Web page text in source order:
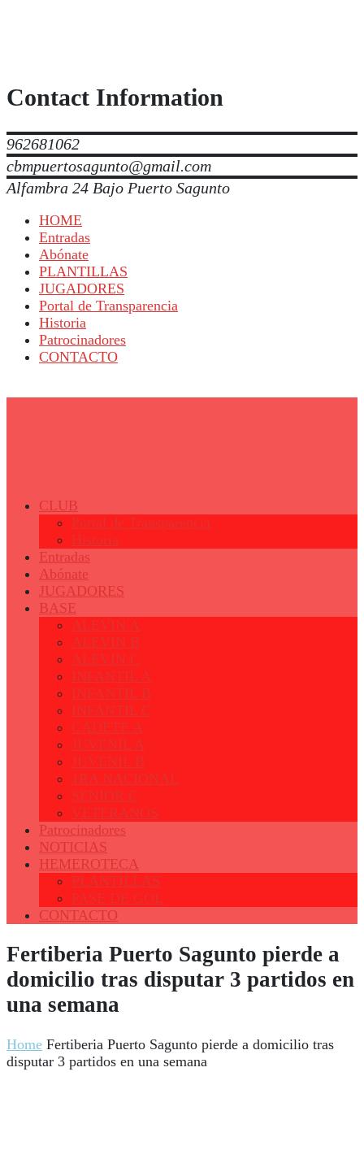
Contact Information
962681062
cbmpuertosagunto@gmail.com
Alfambra 24 Bajo Puerto Sagunto
HOME
Entradas
Abónate
PLANTILLAS
JUGADORES
Portal de Transparencia
Historia
Patrocinadores
CONTACTO
CLUB
Portal de Transparencia
Historia
Entradas
Abónate
JUGADORES
BASE
ALEVIN A
ALEVIN B
ALEVIN C
INFANTIL A
INFANTIL B
INFANTIL C
CADETE A
JUVENIL A
JUVENIL B
1RA NACIONAL
SENIOR C
VETERANOS
Patrocinadores
NOTICIAS
HEMEROTECA
PLANTILLAS
PASE DE GOL
CONTACTO
Fertiberia Puerto Sagunto pierde a
domicilio tras disputar 3 partidos en
una semana
Home Fertiberia Puerto Sagunto pierde a domicilio tras
disputar 3 partidos en una semana